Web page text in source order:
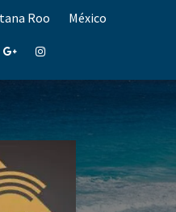
Roo México
Google+Instagram